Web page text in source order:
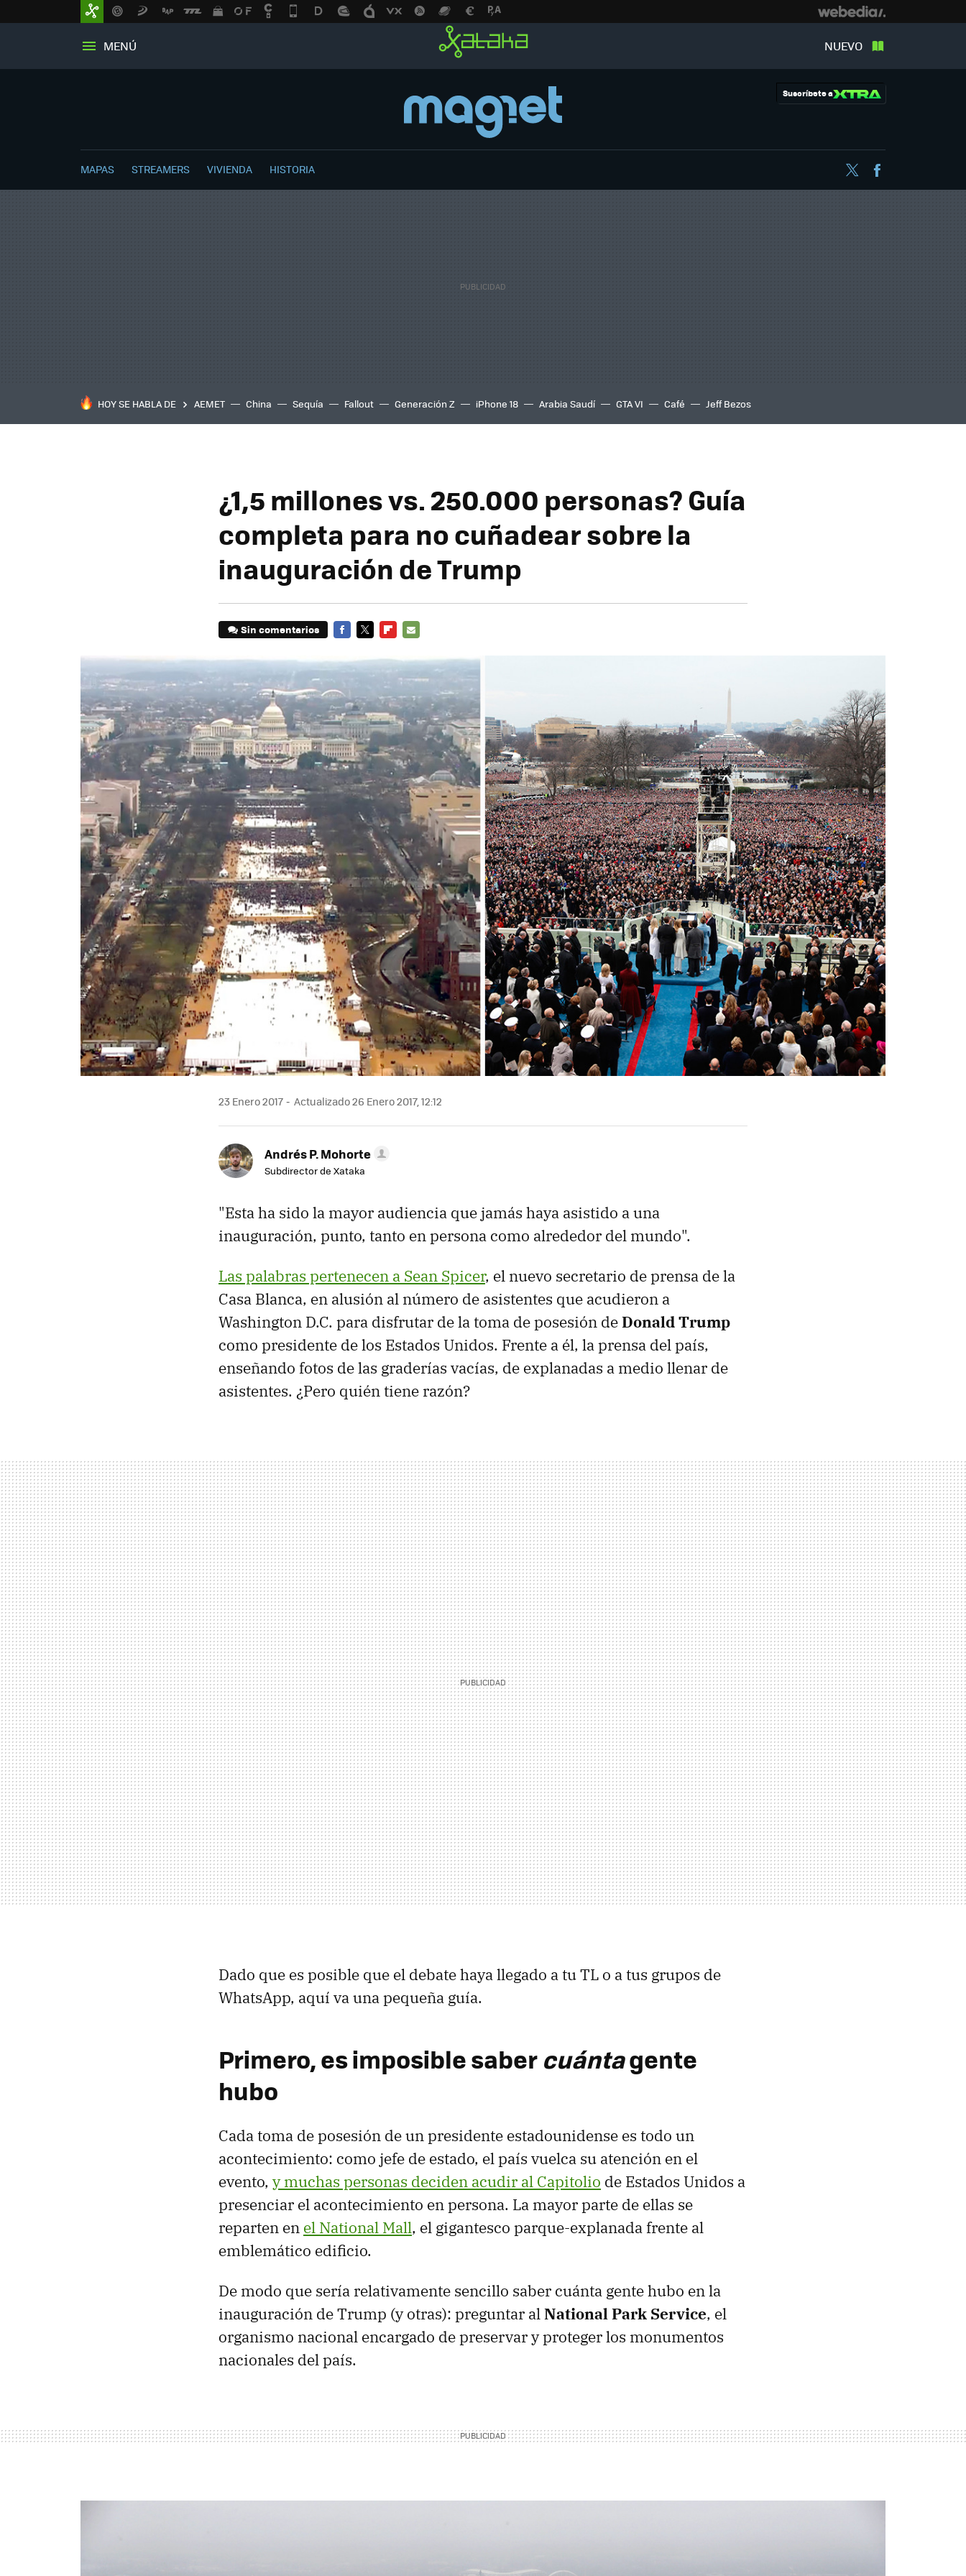
MENÚ NUEVO
Suscríbete a
MAPAS STREAMERS VIVIENDA HISTORIA Twitter
HOY SE HABLA DE AEMET China Sequía Fallout Generación Z iPhone 18 Arabia Saudí GTA VI Café Jeff Bezos
¿1,5 millones vs. 250.000 personas? Guía
completa para no cuñadear sobre la
inauguración de Trump
Sin comentarios
MAIL
23 Enero 2017 Actualizado 26 Enero 2017, 12:12
Andrés P. Mohorte
Subdirector de Xataka
"Esta ha sido la mayor audiencia que jamás haya asistido a una
inauguración, punto, tanto en persona como alrededor del mundo".
Las palabras pertenecen a Sean Spicer, el nuevo secretario de prensa de la
Casa Blanca, en alusión al número de asistentes que acudieron a
Washington D.C. para disfrutar de la toma de posesión deDonald Trump
como presidente de los Estados Unidos. Frente a él, la prensa del país,
enseñando fotos de las graderías vacías, de explanadas a medio llenar de
asistentes. ¿Pero quién tiene razón?
Dado que es posible que el debate haya llegado a tu TL o a tus grupos de
WhatsApp, aquí va una pequeña guía.
Primero, es imposible sabercuántagente
hubo
Cada toma de posesión de un presidente estadounidense es todo un
acontecimiento: como jefe de estado, el país vuelca su atención en el
evento, y muchas personas deciden acudir al Capitolio de Estados Unidos a
presenciar el acontecimiento en persona. La mayor parte de ellas se
reparten en el National Mall, el gigantesco parque-explanada frente al
emblemático edificio.
De modo que sería relativamente sencillo saber cuánta gente hubo en la
inauguración de Trump (y otras): preguntar alNational Park Service, el
organismo nacional encargado de preservar y proteger los monumentos
nacionales del país.